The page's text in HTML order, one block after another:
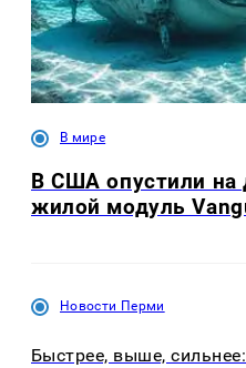
В мире
В США опустили на
жилой модуль
Новости Перми
Быстрее, выше,